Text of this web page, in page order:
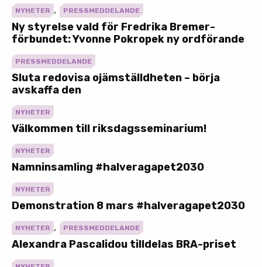
NYHETER , PRESSMEDDELANDE
Ny styrelse vald för Fredrika Bremer-
förbundet: Yvonne Pokropek ny ordförande
PRESSMEDDELANDE
Sluta redovisa ojämställdheten – börja
avskaffa den
NYHETER
Välkommen till riksdagsseminarium!
NYHETER
Namninsamling #halveragapet2030
NYHETER
Demonstration 8 mars #halveragapet2030
NYHETER , PRESSMEDDELANDE
Alexandra Pascalidou tilldelas BRA-priset